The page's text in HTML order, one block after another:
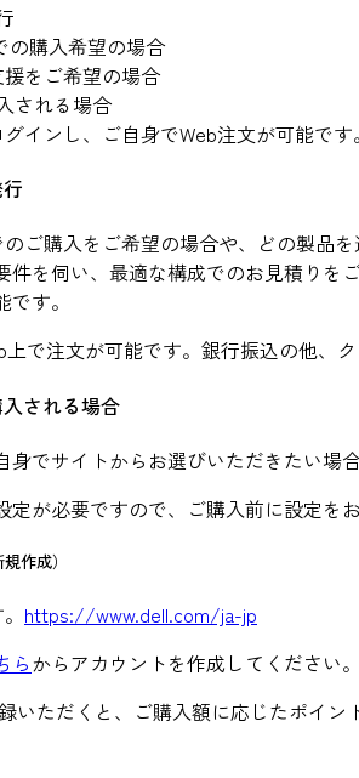
の購入希望の場合
をご希望の場合
される場合
インし、ご自身でWeb注文が可能です。
ご購入をご希望の場合や、どの製品
件を伺い、最適な構成でのお見積り
す。
で注文が可能です。銀行振込の他、
入される場合
でサイトからお選びいただきたい場
が必要ですので、ご購入前に設定を
作成）
https://www.dell.com/ja-jp
らからアカウントを作成してください。
いただくと、ご購入額に応じたポイン